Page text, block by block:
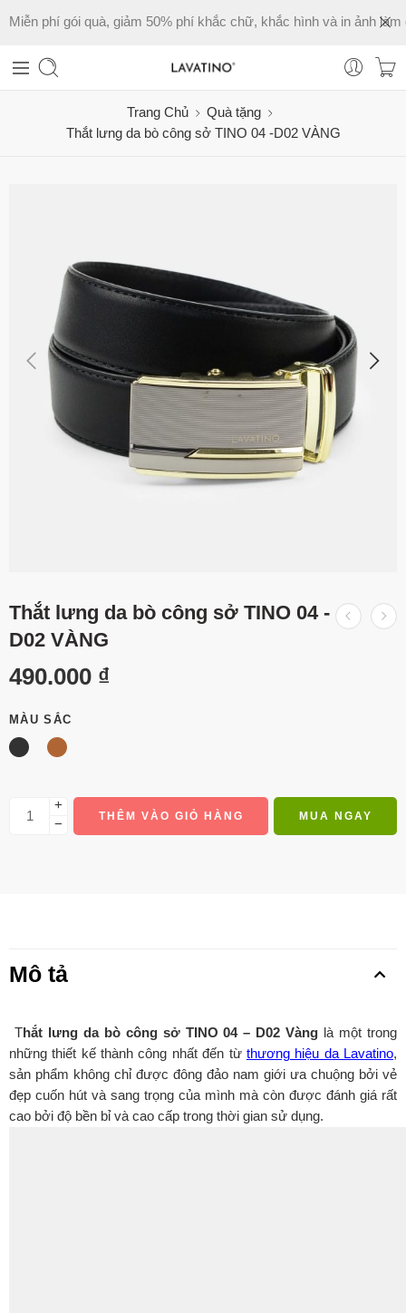
Miễn phí gói quà, giảm 50% phí khắc chữ, khắc hình và in ảnh làm
Trang Chủ
Quà tặng
Thắt lưng da bò công sở TINO 04 -D02 VÀNG
Thắt lưng da bò công sở TINO 04 -
D02 VÀNG
490.000 ₫
MÀU SẮC
+
−
THÊM VÀO GIỎ HÀNG MUA NGAY
Mô tả
Thắt lưng da bò công sở TINO 04 – D02 Vàng là một trong
những thiết kế thành công nhất đến từ thương hiệu da Lavatino,
sản phẩm không chỉ được đông đảo nam giới ưa chuộng bởi vẻ
đẹp cuốn hút và sang trọng của mình mà còn được đánh giá rất
cao bởi độ bền bỉ và cao cấp trong thời gian sử dụng.